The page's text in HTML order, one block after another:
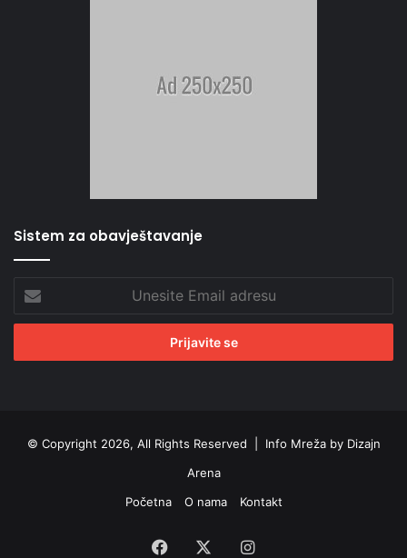
Sistem za obavještavanje
Email
adresu
© Copyright 2026, All Rights Reserved | Info Mreža by Dizajn
Arena
Početna
O nama Kontakt
Facebook Instagram